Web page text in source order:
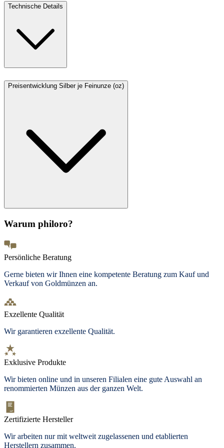
Technische Details
Preisentwicklung Silber je Feinunze (oz)
Warum philoro?
Persönliche Beratung
Gerne bieten wir Ihnen eine kompetente Beratung zum Kauf und
Verkauf von Goldmünzen an.
Exzellente Qualität
Wir garantieren exzellente Qualität.
Exklusive Produkte
Wir bieten online und in unseren Filialen eine gute Auswahl an
renommierten Münzen aus der ganzen Welt.
Zertifizierte Hersteller
Wir arbeiten nur mit weltweit zugelassenen und etablierten
Herstellern zusammen.